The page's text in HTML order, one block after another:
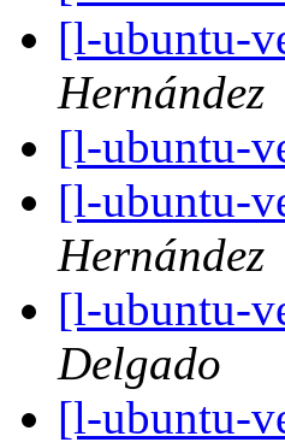
[l-ubuntu-
Hernández
[l-ubuntu-
[l-ubuntu-
Hernández
[l-ubuntu-
Delgado
[l-ubuntu-